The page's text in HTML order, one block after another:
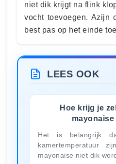
niet dik krijgt na flink
vocht toevoegen. Azijn
best pas op het einde
LEES OOK
Hoe krijg je
Het is belangrijk
kamertemperatuur
mayonaise niet dik